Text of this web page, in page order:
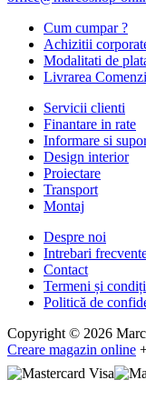
Cum cumpar ?
Achizitii
Modalitati de
Livrarea
Servicii clienti
Finantare in rate
Informare si
Design interior
Proiectare
Transport
Montaj
Despre noi
Intrebari
Contact
Termeni și
Politică de
Copyright © 2026
Creare magazin online